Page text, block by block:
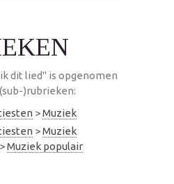
dit lied" is opgenomen
)rubrieken:
>Muziek
>Muziek
>Muziek populair